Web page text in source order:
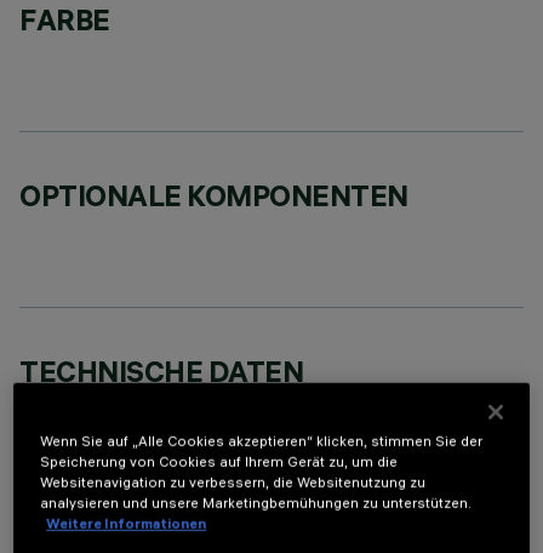
FARBE
OPTIONALE KOMPONENTEN
TECHNISCHE DATEN
BESCHREIBUNG
Direct light luminaire, designed to use monochrome LED
Wenn Sie auf „Alle Cookies akzeptieren“ klicken, stimmen Sie der
Speicherung von Cookies auf Ihrem Gerät zu, um die
Websitenavigation zu verbessern, die Websitenutzung zu
analysieren und unsere Marketingbemühungen zu unterstützen.
Weitere Informationen